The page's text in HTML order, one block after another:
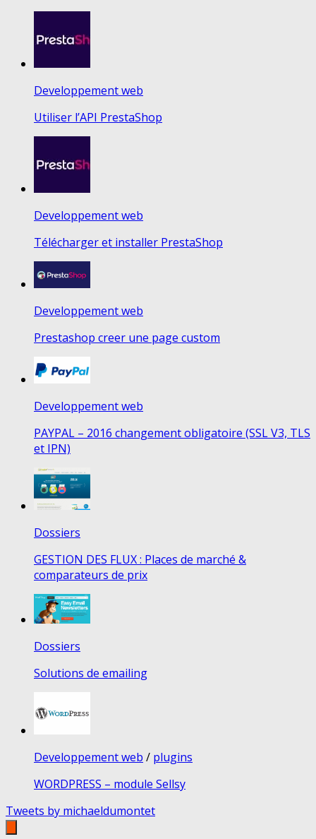
Developpement web
Utiliser l’API PrestaShop
Developpement web
Télécharger et installer PrestaShop
Developpement web
Prestashop creer une page custom
Developpement web
PAYPAL – 2016 changement obligatoire (SSL V3, TLS
et IPN)
Dossiers
GESTION DES FLUX : Places de marché &
comparateurs de prix
Dossiers
Solutions de emailing
Developpement web / plugins
WORDPRESS – module Sellsy
Tweets by michaeldumontet